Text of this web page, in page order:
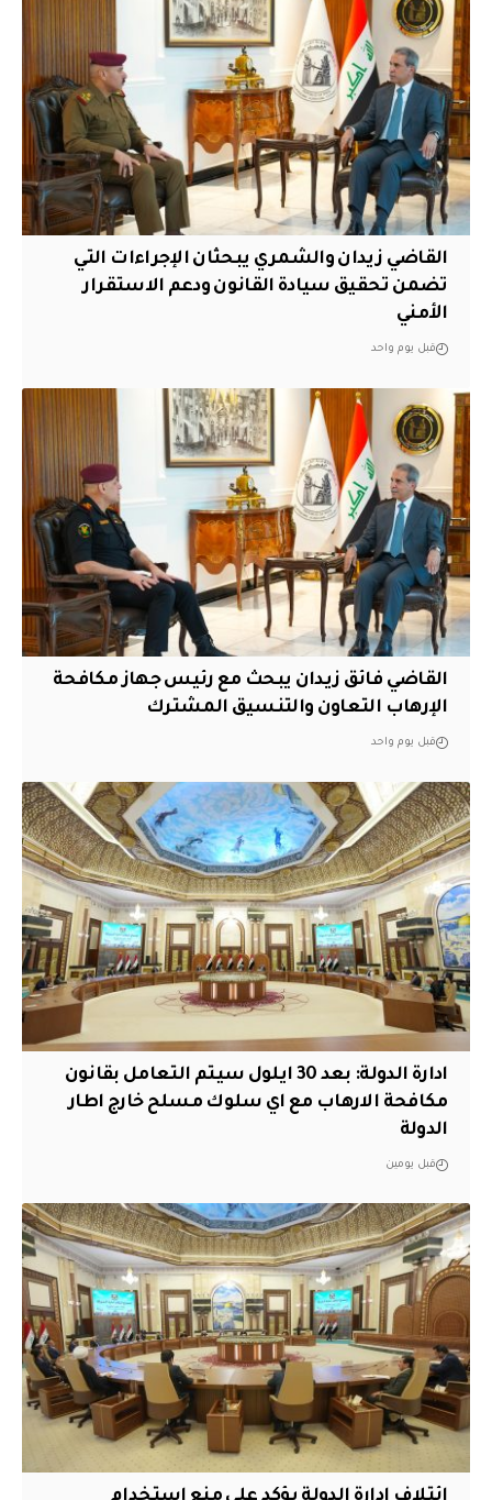
القاضي زيدان والشمري يبحثان الإجراءات التي
تضمن تحقيق سيادة القانون ودعم الاستقرار
الأمني
قبل يوم واحد
القاضي فائق زيدان يبحث مع رئيس جهاز مكافحة
الإرهاب التعاون والتنسيق المشترك
قبل يوم واحد
ادارة الدولة: بعد 30 ايلول سيتم التعامل بقانون
مكافحة الارهاب مع اي سلوك مسلح خارج اطار
الدولة
قبل يومين